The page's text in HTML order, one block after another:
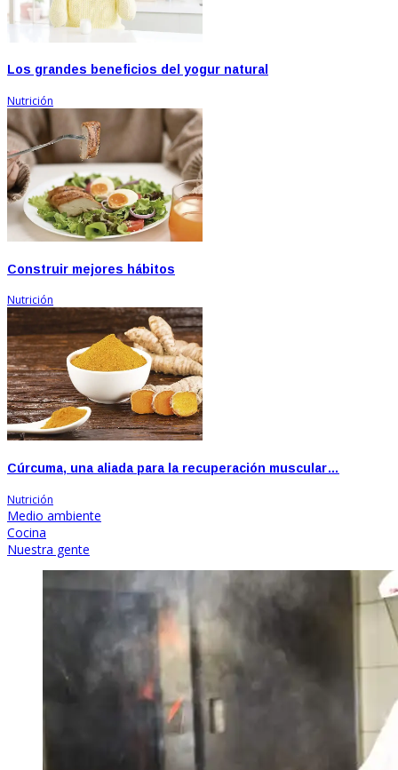
Los grandes beneficios del yogur natural
Nutrición
Construir mejores hábitos
Nutrición
Cúrcuma, una aliada para la recuperación muscular…
Nutrición
Medio ambiente
Cocina
Nuestra gente